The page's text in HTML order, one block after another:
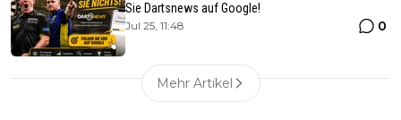
Sie Dartsnews auf Google!
Jul 25, 11:48 0
Mehr Artikel